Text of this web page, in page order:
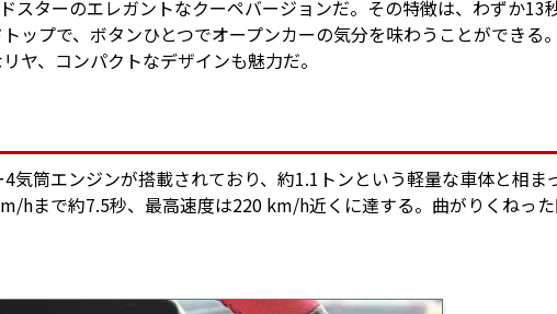
スターのエレガントなクーペバージョンだ。その特徴は、わずか13
ップで、ボタンひとつでオープンカーの気分を味わうことができる
ヤ、コンパクトなデザインも魅力だ。
気筒エンジンが搭載されており、約1.1トンという軽量な車体と相ま
hまで約7.5秒、最高速度は220 km/h近くに達する。曲がりくねっ